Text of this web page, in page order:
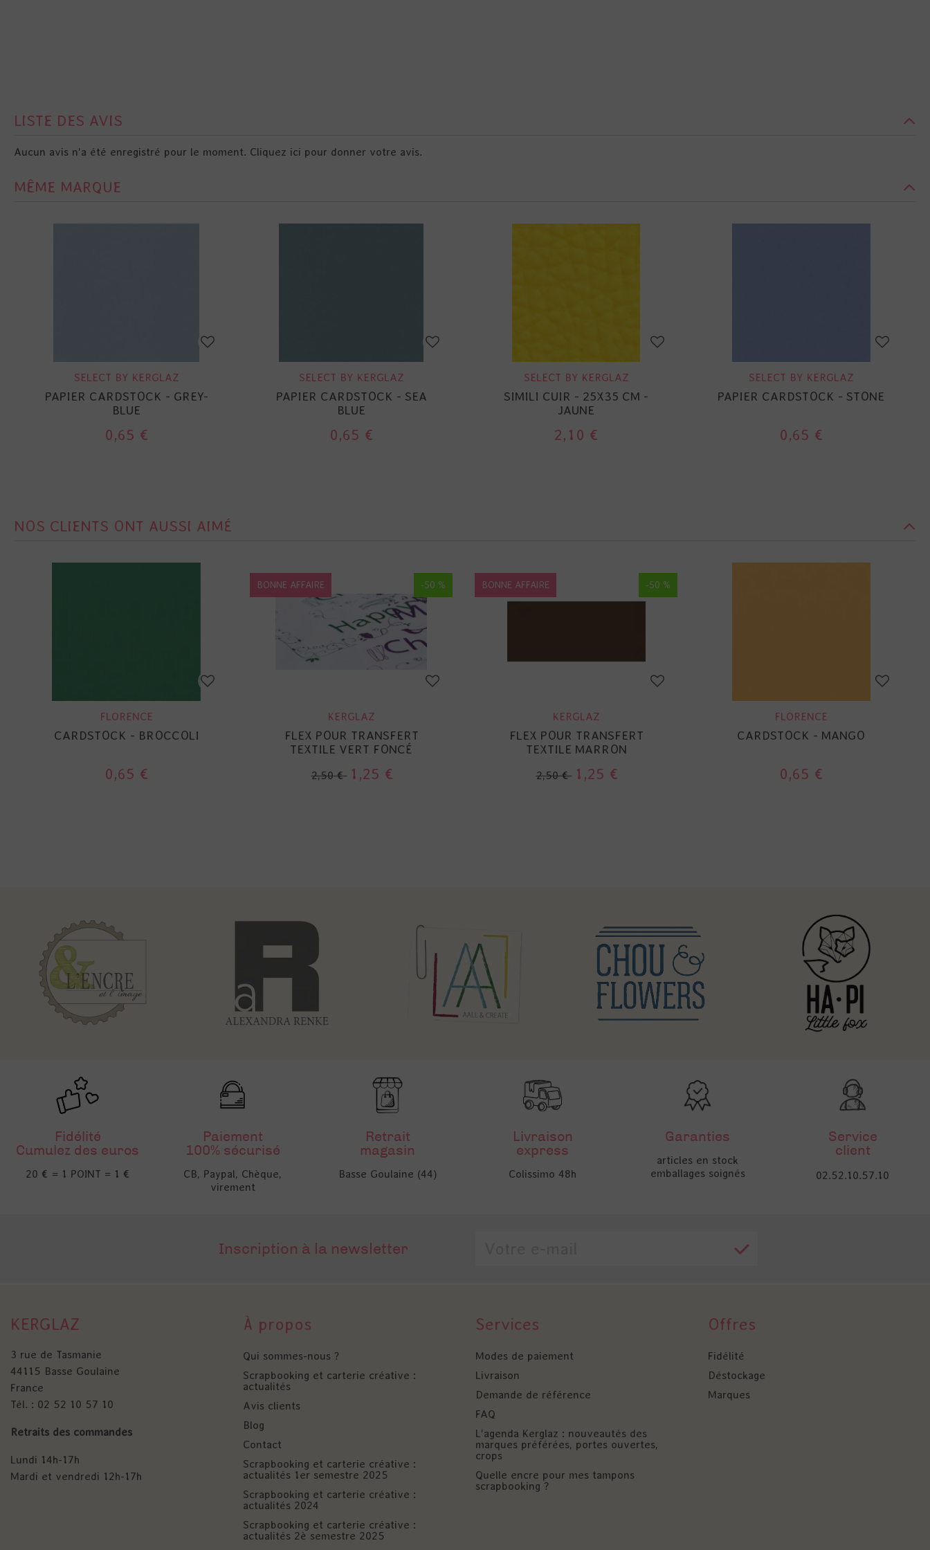
LISTE DES AVIS
Aucun avis n'a été enregistré pour le moment. Cliquez ici pour donner votre avis.
MÊME MARQUE
SELECT BY KERGLAZ
PAPIER CARDSTOCK - GREY-
BLUE
0,65 €
SELECT BY KERGLAZ
PAPIER CARDSTOCK - SEA
BLUE
0,65 €
SELECT BY KERGLAZ
SIMILI CUIR - 25X35 CM -
JAUNE
2,10 €
SELECT BY KERGLAZ
PAPIER CARDSTOCK - STONE
0,65 €
NOS CLIENTS ONT AUSSI AIMÉ
FLORENCE
CARDSTOCK - BROCCOLI
0,65 €
BONNE AFFAIRE -50 %
KERGLAZ
FLEX POUR TRANSFERT
TEXTILE VERT FONCÉ
2,50 € 1,25 €
BONNE AFFAIRE -50 %
KERGLAZ
FLEX POUR TRANSFERT
TEXTILE MARRON
2,50 € 1,25 €
FLORENCE
CARDSTOCK - MANGO
0,65 €
Fidélité
Cumulez des euros
20 € = 1 POINT = 1 €
Paiement
100% sécurisé
CB, Paypal, Chèque,
virement
Retrait
magasin
Basse Goulaine (44)
Livraison
express
Colissimo 48h
Garanties
articles en stock
emballages soignés
Service
client
02.52.10.57.10
Inscription à la newsletter
KERGLAZ
3 rue de Tasmanie
44115 Basse Goulaine
France
Tél. : 02 52 10 57 10
Retraits des commandes
Lundi 14h-17h
Mardi et vendredi 12h-17h
À propos
Qui sommes-nous ?
Scrapbooking et carterie créative :
actualités
Avis clients
Blog
Contact
Scrapbooking et carterie créative :
actualités 1er semestre 2025
Scrapbooking et carterie créative :
actualités 2024
Scrapbooking et carterie créative :
actualités 2è semestre 2025
Services
Modes de paiement
Livraison
Demande de référence
FAQ
L'agenda Kerglaz : nouveautés des
marques préférées, portes ouvertes,
crops
Quelle encre pour mes tampons
scrapbooking ?
Offres
Fidélité
Déstockage
Marques